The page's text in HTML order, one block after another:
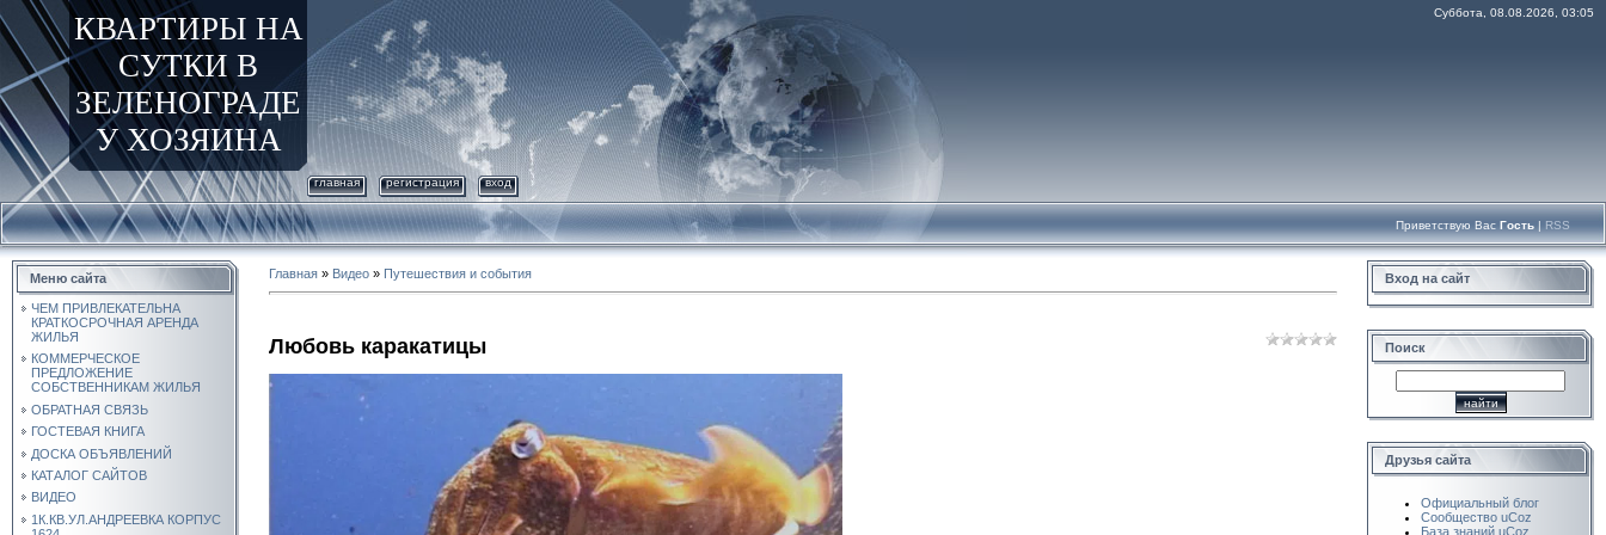
КВАРТИРЫ НА
СУТКИ В
ЗЕЛЕНОГРАДЕ
У ХОЗЯИНА
Суббота, 08.08.2026, 03:05
главная регистрация вход
Приветствую Вас Гость | RSS
Меню сайта
ЧЕМ ПРИВЛЕКАТЕЛЬНА
КРАТКОСРОЧНАЯ АРЕНДА
ЖИЛЬЯ
КОММЕРЧЕСКОЕ
ПРЕДЛОЖЕНИЕ
СОБСТВЕННИКАМ ЖИЛЬЯ
ОБРАТНАЯ СВЯЗЬ
ГОСТЕВАЯ КНИГА
ДОСКА ОБЪЯВЛЕНИЙ
КАТАЛОГ САЙТОВ
ВИДЕО
1К.КВ.УЛ.АНДРЕЕВКА КОРПУС
Главная » Видео » Путешествия и события
Любовь каракатицы
Вход на сайт
Поиск
Друзья сайта
Официальный блог
Сообщество uCoz
База знаний uCoz